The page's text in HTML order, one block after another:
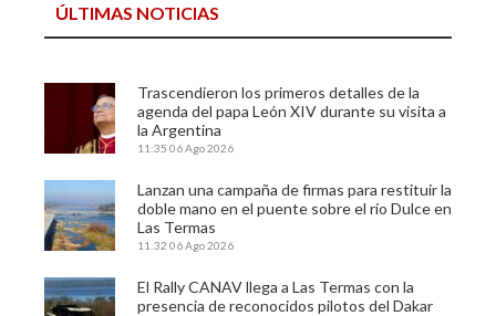
ÚLTIMAS NOTICIAS
Trascendieron los primeros detalles de la
agenda del papa León XIV durante su visita a
la Argentina
11:35 06 Ago 2026
Lanzan una campaña de firmas para restituir la
doble mano en el puente sobre el río Dulce en
Las Termas
11:32 06 Ago 2026
El Rally CANAV llega a Las Termas con la
presencia de reconocidos pilotos del Dakar